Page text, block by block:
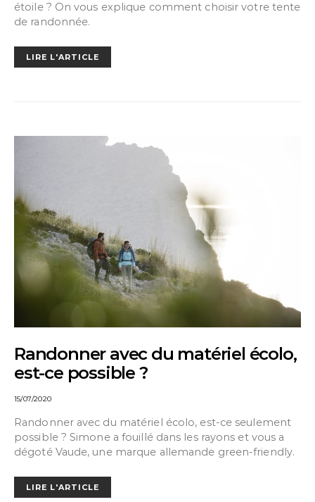
étoile ? On vous explique comment choisir votre tente
de randonnée.
LIRE L'ARTICLE
Randonner avec du matériel écolo,
est-ce possible ?
15/07/2020
Randonner avec du matériel écolo, est-ce seulement
possible ? Simone a fouillé dans les rayons et vous a
dégoté Vaude, une marque allemande green-friendly.
LIRE L'ARTICLE